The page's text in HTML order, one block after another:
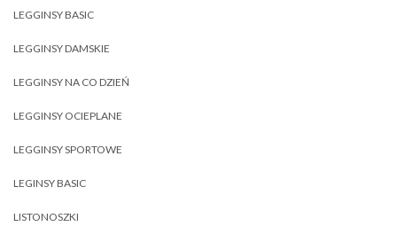
LEGGINSY BASIC
LEGGINSY DAMSKIE
LEGGINSY NA CO DZIEŃ
LEGGINSY OCIEPLANE
LEGGINSY SPORTOWE
LEGINSY BASIC
LISTONOSZKI